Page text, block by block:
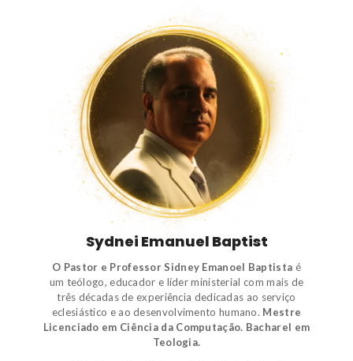
Sydnei Emanuel Baptist
O Pastor e Professor Sidney Emanoel Baptista é
um teólogo, educador e líder ministerial com mais de
três décadas de experiência dedicadas ao serviço
eclesiástico e ao desenvolvimento humano. Mestre
Licenciado em Ciência da Computação. Bacharel em
Teologia.